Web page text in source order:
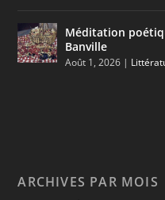
Méditation
Banville
Août 1, 2026 |
ARCHIVES PAR MOIS